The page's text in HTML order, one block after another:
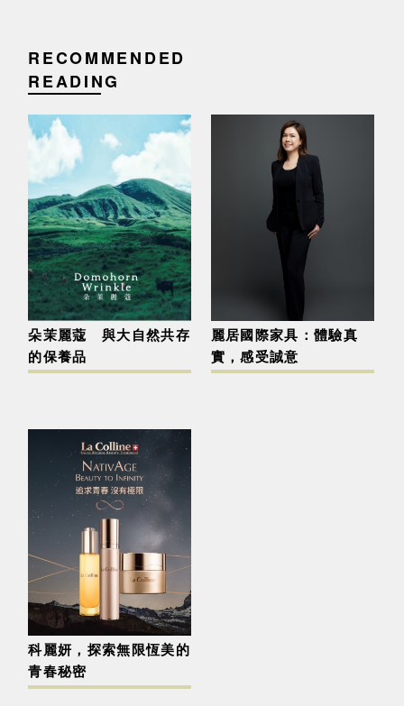
RECOMMENDED
READING
朵茉麗蔻 與大自然共存
的保養品
麗居國際家具：體驗真
實，感受誠意
科麗妍，探索無限恆美的
青春秘密